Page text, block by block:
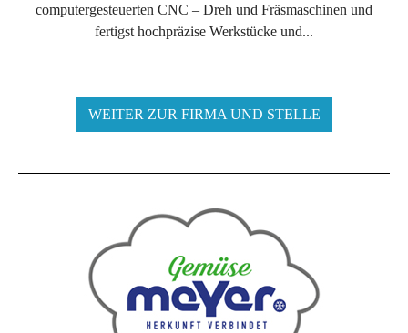
computergesteuerten CNC – Dreh und Fräsmaschinen und
fertigst hochpräzise Werkstücke und...
WEITER ZUR FIRMA UND STELLE